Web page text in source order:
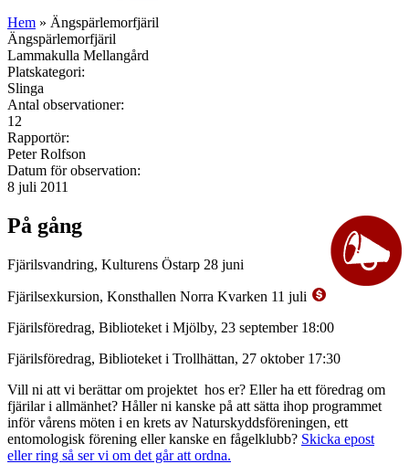
Hem » Ängspärlemorfjäril
Ängspärlemorfjäril
Lammakulla Mellangård
Platskategori:
Slinga
Antal observationer:
12
Rapportör:
Peter Rolfson
Datum för observation:
8 juli 2011
På gång
Fjärilsvandring, Kulturens Östarp 28 juni
Fjärilsexkursion, Konsthallen Norra Kvarken 11 juli
Fjärilsföredrag, Biblioteket i Mjölby, 23 september 18:00
Fjärilsföredrag, Biblioteket i Trollhättan, 27 oktober 17:30
Vill ni att vi berättar om projektet hos er? Eller ha ett föredrag om
fjärilar i allmänhet? Håller ni kanske på att sätta ihop programmet
inför vårens möten i en krets av Naturskyddsföreningen, ett
entomologisk förening eller kanske en fågelklubb? Skicka epost
eller ring så ser vi om det går att ordna.